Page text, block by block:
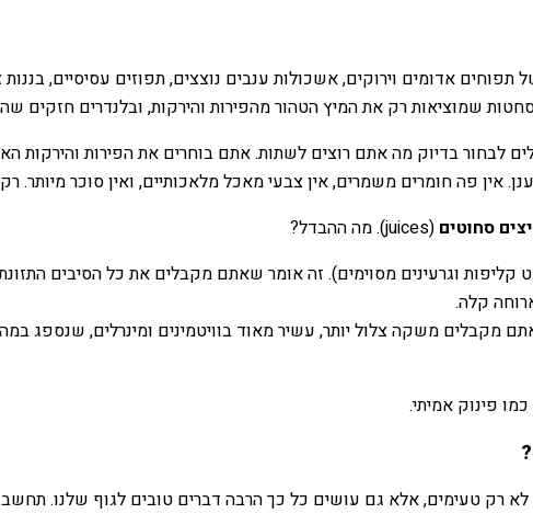
אדומים וירוקים, אשכולות ענבים נוצצים, תפוזים עסיסיים, בננות
שמוציאות רק את המיץ הטהור מהפירות והירקות, ובלנדרים
לבחור בדיוק מה אתם רוצים לשתות. אתם בוחרים את הפירות והירקות
אין פה חומרים משמרים, אין צבעי מאכל מלאכותיים, ואין סוכר
סחוטים (juices). מה ההבדל?
וגרעינים מסוימים). זה אומר שאתם מקבלים את כל הסיבים
קלה.
מקבלים משקה צלול יותר, עשיר מאוד בוויטמינים ומינרלים, שנספג
פינוק אמיתי.
לא רק טעימים, אלא גם עושים כל כך הרבה דברים טובים לגוף שלנו.